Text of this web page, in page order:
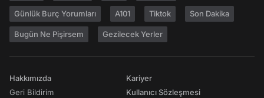
Günlük Burç Yorumları A101 Tiktok Son Dakika
Bugün Ne Pişirsem Gezilecek Yerler
Hakkımızda
Geri Bildirim
Kariyer
Kullanıcı Sözleşmesi